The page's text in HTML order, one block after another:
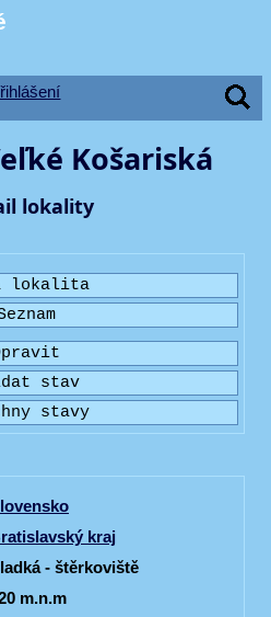
Košariská
lokality
kraj
- štěrkoviště
m.n.m